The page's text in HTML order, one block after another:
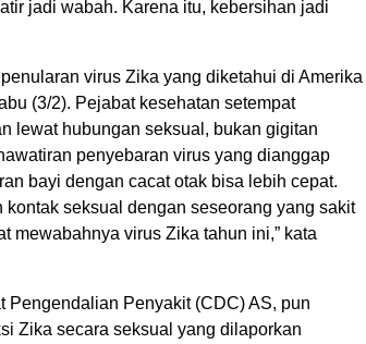
jadi wabah. Karena itu, kebersihan jadi
virus Zika yang diketahui di Amerika
(3/2). Pejabat kesehatan setempat
lewat hubungan seksual, bukan gigitan
penyebaran virus yang dianggap
bayi dengan cacat otak bisa lebih cepat.
kontak seksual dengan seseorang yang sakit
mewabahnya virus Zika tahun ini,” kata
Pengendalian Penyakit (CDC) AS, pun
Zika secara seksual yang dilaporkan